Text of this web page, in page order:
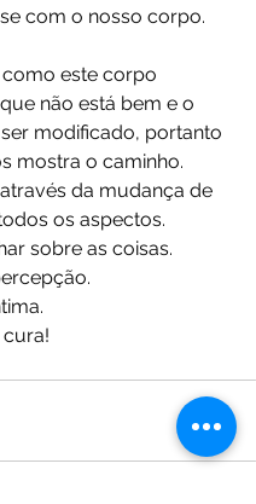
com o nosso corpo.
este corpo
não está bem e o
modificado, portanto
mostra o caminho.
da mudança de
os aspectos.
sobre as coisas.
cura!